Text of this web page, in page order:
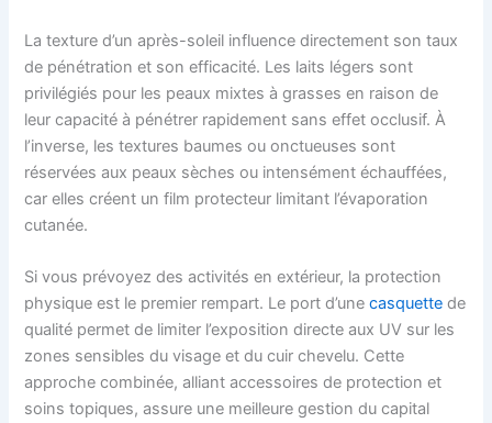
La texture d’un après-soleil influence directement son taux
de pénétration et son efficacité. Les laits légers sont
privilégiés pour les peaux mixtes à grasses en raison de
leur capacité à pénétrer rapidement sans effet occlusif. À
l’inverse, les textures baumes ou onctueuses sont
réservées aux peaux sèches ou intensément échauffées,
car elles créent un film protecteur limitant l’évaporation
cutanée.
Si vous prévoyez des activités en extérieur, la protection
physique est le premier rempart. Le port d’unecasquette de
qualité permet de limiter l’exposition directe aux UV sur les
zones sensibles du visage et du cuir chevelu. Cette
approche combinée, alliant accessoires de protection et
soins topiques, assure une meilleure gestion du capital